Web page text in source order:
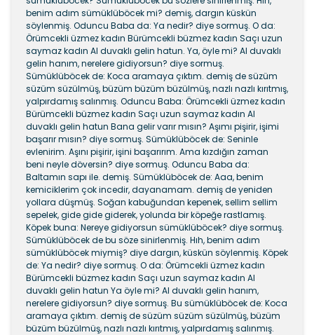
benim adım sümüklüböcek mi? demiş, dargın küskün
söylenmiş. Oduncu Baba da: Ya nedir? diye sormuş. O da:
Örümcekli üzmez kadın Bürümcekli büzmez kadın Saçı uzun
saymaz kadın Al duvaklı gelin hatun. Ya, öyle mi? Al duvaklı
gelin hanım, nerelere gidiyorsun? diye sormuş.
Sümüklüböcek de: Koca aramaya çıktım. demiş de süzüm
süzüm süzül­müş, büzüm büzüm büzülmüş, nazlı nazlı kırıtmış,
yalpır­damış salınmış. Oduncu Baba: Örümcekli üzmez kadın
Bürümcekli büzmez kadın Saçı uzun saymaz kadın Al
duvaklı gelin hatun Bana gelir varır mısın? Aşımı pişirir, işimi
başarır mısın? diye sormuş. Sümüklüböcek de: Seninle
evlenirim. Aşını pişirir, işini başarırım. Ama kızdığın zaman
beni neyle döversin? diye sormuş. Odun­cu Baba da:
Baltamın sapı ile. demiş. Sümüklüböcek de: Aaa, benim
kemiciklerim çok incedir, dayanamam. demiş de yeniden
yollara düşmüş. Soğan kabuğundan kepenek, sellim sellim
sepelek, gide gide giderek, yolunda bir köpeğe rastlamış.
Köpek buna: Nereye gidiyorsun sümüklüböcek? diye sormuş.
Sümüklüböcek de bu söze sinirlenmiş. Hıh, benim adım
sümüklüböcek miymiş? diye dar­gın, küskün söylenmiş. Köpek
de: Ya nedir? diye sormuş. O da: Örümcekli üzmez kadın
Bürümcekli büzmez kadın Saçı uzun saymaz kadın Al
duvaklı gelin hatun Ya öyle mi? Al duvaklı gelin hanım,
nerelere gidiyorsun? diye sormuş. Bu sümüklüböcek de: Koca
aramaya çıktım. demiş de süzüm süzüm süzül­müş, büzüm
büzüm büzülmüş, nazlı nazlı kırıtmış, yalpır­damış salınmış.